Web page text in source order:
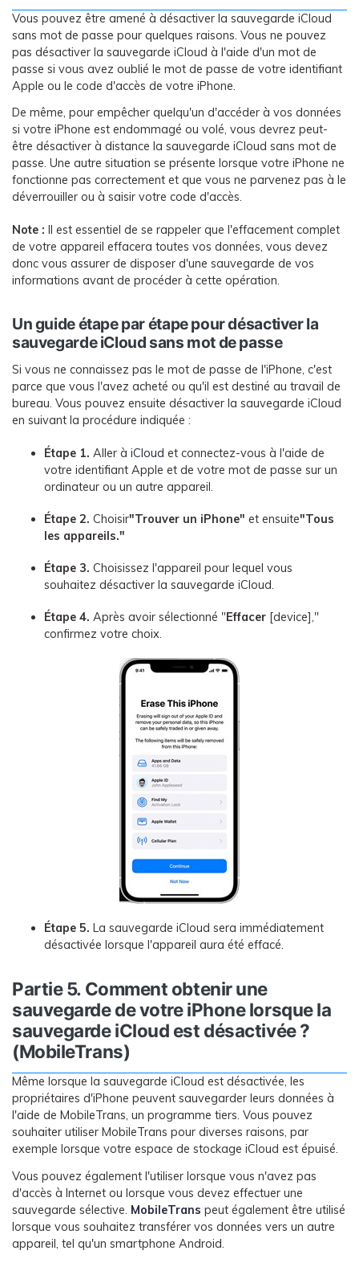
Vous pouvez être amené à désactiver la sauvegarde iCloud
sans mot de passe pour quelques raisons. Vous ne pouvez
pas désactiver la sauvegarde iCloud à l'aide d'un mot de
passe si vous avez oublié le mot de passe de votre identifiant
Apple ou le code d'accès de votre iPhone.
De même, pour empêcher quelqu'un d'accéder à vos données
si votre iPhone est endommagé ou volé, vous devrez peut-
être désactiver à distance la sauvegarde iCloud sans mot de
passe. Une autre situation se présente lorsque votre iPhone ne
fonctionne pas correctement et que vous ne parvenez pas à le
déverrouiller ou à saisir votre code d'accès.
Note : Il est essentiel de se rappeler que l'effacement complet
de votre appareil effacera toutes vos données, vous devez
donc vous assurer de disposer d'une sauvegarde de vos
informations avant de procéder à cette opération.
Un guide étape par étape pour désactiver la
sauvegarde iCloud sans mot de passe
Si vous ne connaissez pas le mot de passe de l'iPhone, c'est
parce que vous l'avez acheté ou qu'il est destiné au travail de
bureau. Vous pouvez ensuite désactiver la sauvegarde iCloud
en suivant la procédure indiquée :
Étape 1. Aller à iCloud et connectez-vous à l'aide de
votre identifiant Apple et de votre mot de passe sur un
ordinateur ou un autre appareil.
Étape 2. Choisir"Trouver un iPhone" et ensuite"Tous
les appareils."
Étape 3. Choisissez l'appareil pour lequel vous
souhaitez désactiver la sauvegarde iCloud.
Étape 4. Après avoir sélectionné "Effacer [device],"
confirmez votre choix.
Étape 5. La sauvegarde iCloud sera immédiatement
désactivée lorsque l'appareil aura été effacé.
Partie 5. Comment obtenir une
sauvegarde de votre iPhone lorsque la
sauvegarde iCloud est désactivée ?
(MobileTrans)
Même lorsque la sauvegarde iCloud est désactivée, les
propriétaires d'iPhone peuvent sauvegarder leurs données à
l'aide de MobileTrans, un programme tiers. Vous pouvez
souhaiter utiliser MobileTrans pour diverses raisons, par
exemple lorsque votre espace de stockage iCloud est épuisé.
Vous pouvez également l'utiliser lorsque vous n'avez pas
d'accès à Internet ou lorsque vous devez effectuer une
sauvegarde sélective. MobileTrans peut également être utilisé
lorsque vous souhaitez transférer vos données vers un autre
appareil, tel qu'un smartphone Android.